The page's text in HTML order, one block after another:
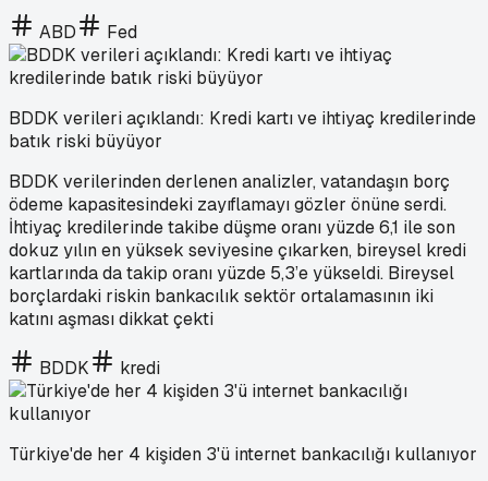
ABD Fed
BDDK verileri açıklandı: Kredi kartı ve ihtiyaç kredilerinde
batık riski büyüyor
BDDK verilerinden derlenen analizler, vatandaşın borç
ödeme kapasitesindeki zayıflamayı gözler önüne serdi.
İhtiyaç kredilerinde takibe düşme oranı yüzde 6,1 ile son
dokuz yılın en yüksek seviyesine çıkarken, bireysel kredi
kartlarında da takip oranı yüzde 5,3’e yükseldi. Bireysel
borçlardaki riskin bankacılık sektör ortalamasının iki
katını aşması dikkat çekti
BDDK kredi
Türkiye'de her 4 kişiden 3'ü internet bankacılığı kullanıyor